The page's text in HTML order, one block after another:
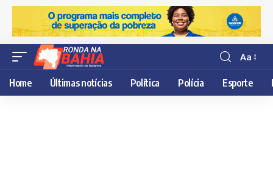
Resisor
de
fonte
Aa
Home Últimas notícias Política Polícia Esporte